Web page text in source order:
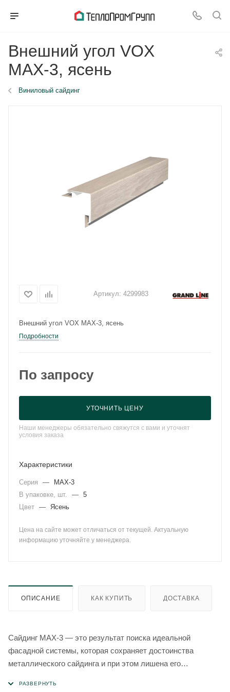
Внешний угол VOX
MAX-3, ясень
Виниловый сайдинг
Артикул: 4299983
Внешний угол VOX MAX-3, ясень
Подробности
По запросу
УТОЧНИТЬ ЦЕНУ
Наши менеджеры обязательно свяжутся с вами и уточнят
условия заказа
Характеристики
Серия —
MAX-3
В упаковке, шт.
— 5
Цвет — Ясень
Цена на сайте может отличаться от текущей. Актуальную
информацию уточняйте у менеджера.
ОПИСАНИЕ КАК КУПИТЬ ДОСТАВКА
Сайдинг MAX-3 — это результат поиска идеальной
фасадной системы, которая сохраняет достоинства
металлического сайдинга и при этом лишена его